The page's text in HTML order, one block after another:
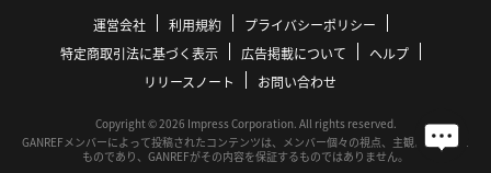
これもとても綺麗な天の川ですね。いつも素晴らし
こうちゃんぱぱ
運営会社 利用規約
プライバシーポリシー
特定商取引法に基づく表示
広告掲載について
ヘルプ
リリースノート
お問い合わせ
Copyright © 2026 Impress Corporation. All rights reserved.
GANREFメンバーによって投稿されたコンテンツは、メンバー個々の視点、主観に基づいた
ものであり、GANREFがその内容を保証するものではありません。